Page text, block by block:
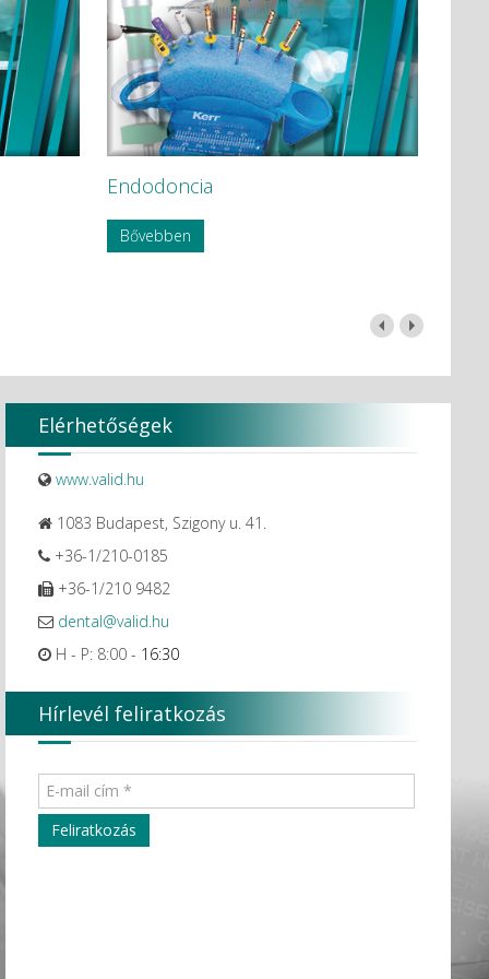
Endodoncia
Bővebben
Elérhetőségek
www.valid.hu
1083 Budapest, Szigony u. 41.
+36-1/210-0185
+36-1/210 9482
dental@valid.hu
H - P: 8:00 - 16:30
Hírlevél feliratkozás